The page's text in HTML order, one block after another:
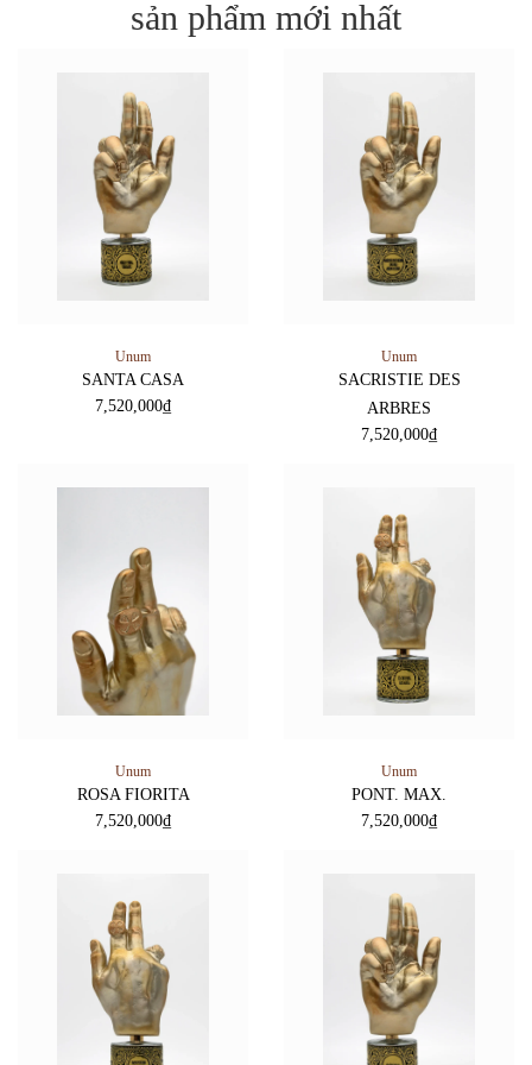
sản phẩm mới nhất
Unum
SANTA CASA
7,520,000₫
Unum
SACRISTIE DES
ARBRES
7,520,000₫
Unum
ROSA FIORITA
7,520,000₫
Unum
PONT. MAX.
7,520,000₫